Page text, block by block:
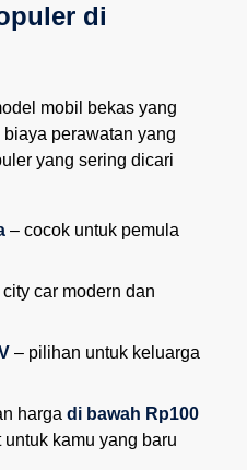
di
mobil bekas yang
perawatan yang
yang sering dicari
– cocok untuk pemula
city car modern dan
– pilihan untuk keluarga
harga di bawah Rp100
kamu yang baru